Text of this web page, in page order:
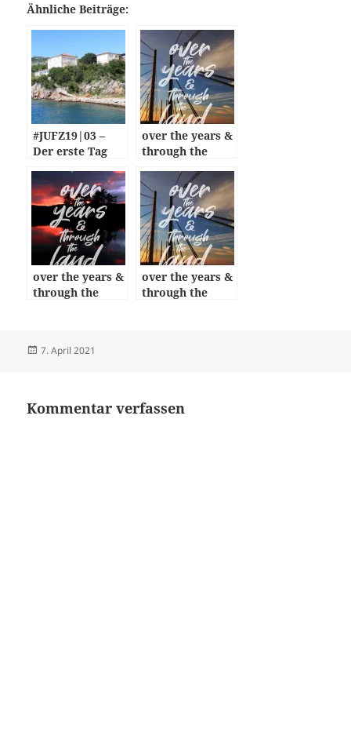
Ähnliche Beiträge:
#JUFZ19|03 –
Der erste Tag
over the years &
through the
over the years &
through the
over the years &
through the
Veröffentlicht
7. April 2021
Kommentar verfassen